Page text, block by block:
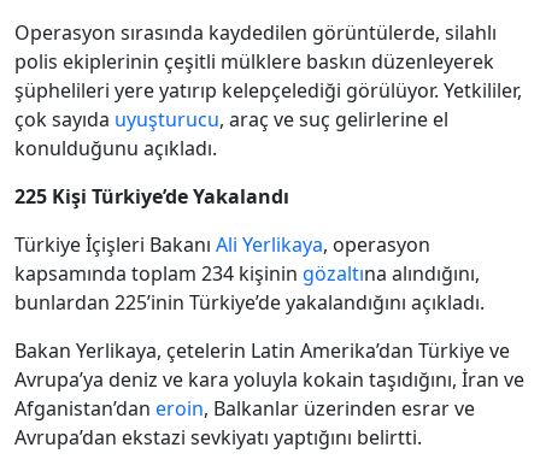
Operasyon sırasında kaydedilen görüntülerde, silahlı
polis ekiplerinin çeşitli mülklere baskın düzenleyerek
şüphelileri yere yatırıp kelepçelediği görülüyor. Yetkililer,
çok sayıda uyuşturucu, araç ve suç gelirlerine el
konulduğunu açıkladı.
225 Kişi Türkiye’de Yakalandı
Türkiye İçişleri Bakanı Ali Yerlikaya, operasyon
kapsamında toplam 234 kişinin gözaltına alındığını,
bunlardan 225’inin Türkiye’de yakalandığını açıkladı.
Bakan Yerlikaya, çetelerin Latin Amerika’dan Türkiye ve
Avrupa’ya deniz ve kara yoluyla kokain taşıdığını, İran ve
Afganistan’dan eroin, Balkanlar üzerinden esrar ve
Avrupa’dan ekstazi sevkiyatı yaptığını belirtti.